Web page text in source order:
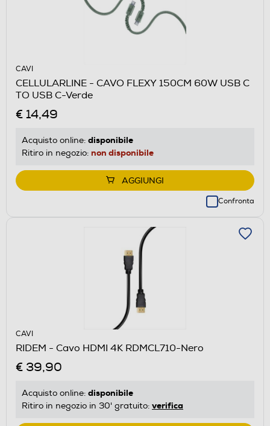
CAVI
CELLULARLINE - CAVO FLEXY 150CM 60W USB C
TO USB C-Verde
€ 14,49
Acquisto online: disponibile
Ritiro in negozio: non disponibile
AGGIUNGI
Confronta
CAVI
RIDEM - Cavo HDMI 4K RDMCL710-Nero
€ 39,90
Acquisto online: disponibile
Ritiro in negozio in 30' gratuito: verifica